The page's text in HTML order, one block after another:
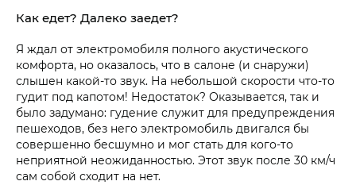
Как едет? Далеко заедет?
Я ждал от электромобиля полного акустического
комфорта, но оказалось, что в салоне (и снаружи)
слышен какой-то звук. На небольшой скорости что-то
гудит под капотом! Недостаток? Оказывается, так и
было задумано: гудение служит для предупреждения
пешеходов, без него электромобиль двигался бы
совершенно бесшумно и мог стать для кого-то
неприятной неожиданностью. Этот звук после 30 км/ч
сам собой сходит на нет.